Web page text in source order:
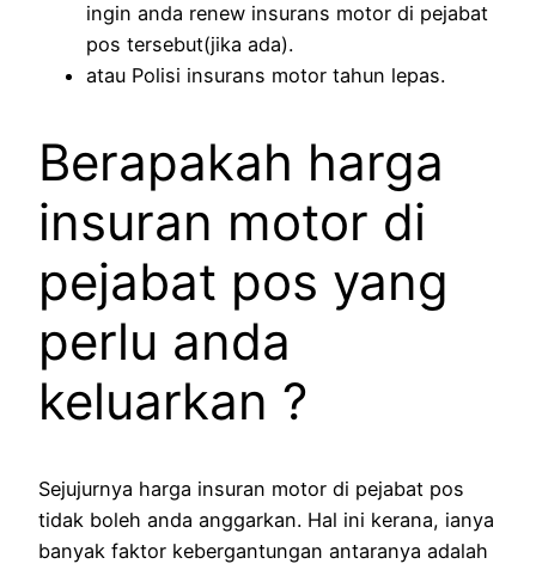
ingin anda renew insurans motor di pejabat
pos tersebut(jika ada).
atau Polisi insurans motor tahun lepas.
Berapakah harga
insuran motor di
pejabat pos yang
perlu anda
keluarkan ?
Sejujurnya harga insuran motor di pejabat pos
tidak boleh anda anggarkan. Hal ini kerana, ianya
banyak faktor kebergantungan antaranya adalah